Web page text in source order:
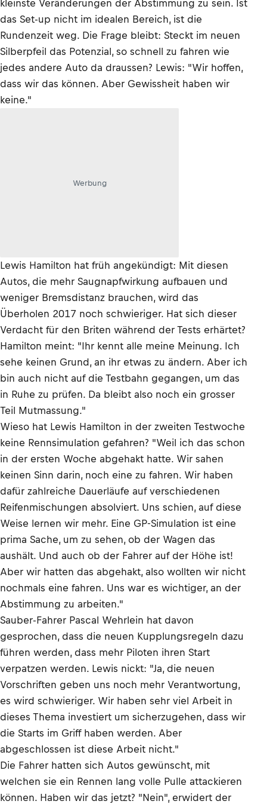
kleinste Veränderungen der Abstimmung zu sein. Ist
das Set-up nicht im idealen Bereich, ist die
Rundenzeit weg. Die Frage bleibt: Steckt im neuen
Silberpfeil das Potenzial, so schnell zu fahren wie
jedes andere Auto da draussen? Lewis: "Wir hoffen,
dass wir das können. Aber Gewissheit haben wir
keine."
Werbung
Lewis Hamilton hat früh angekündigt: Mit diesen
Autos, die mehr Saugnapfwirkung aufbauen und
weniger Bremsdistanz brauchen, wird das
Überholen 2017 noch schwieriger. Hat sich dieser
Verdacht für den Briten während der Tests erhärtet?
Hamilton meint: "Ihr kennt alle meine Meinung. Ich
sehe keinen Grund, an ihr etwas zu ändern. Aber ich
bin auch nicht auf die Testbahn gegangen, um das
in Ruhe zu prüfen. Da bleibt also noch ein grosser
Teil Mutmassung."
Wieso hat Lewis Hamilton in der zweiten Testwoche
keine Rennsimulation gefahren? "Weil ich das schon
in der ersten Woche abgehakt hatte. Wir sahen
keinen Sinn darin, noch eine zu fahren. Wir haben
dafür zahlreiche Dauerläufe auf verschiedenen
Reifenmischungen absolviert. Uns schien, auf diese
Weise lernen wir mehr. Eine GP-Simulation ist eine
prima Sache, um zu sehen, ob der Wagen das
aushält. Und auch ob der Fahrer auf der Höhe ist!
Aber wir hatten das abgehakt, also wollten wir nicht
nochmals eine fahren. Uns war es wichtiger, an der
Abstimmung zu arbeiten."
Sauber-Fahrer Pascal Wehrlein hat davon
gesprochen, dass die neuen Kupplungsregeln dazu
führen werden, dass mehr Piloten ihren Start
verpatzen werden. Lewis nickt: "Ja, die neuen
Vorschriften geben uns noch mehr Verantwortung,
es wird schwieriger. Wir haben sehr viel Arbeit in
dieses Thema investiert um sicherzugehen, dass wir
die Starts im Griff haben werden. Aber
abgeschlossen ist diese Arbeit nicht."
Die Fahrer hatten sich Autos gewünscht, mit
welchen sie ein Rennen lang volle Pulle attackieren
können. Haben wir das jetzt? "Nein", erwidert der